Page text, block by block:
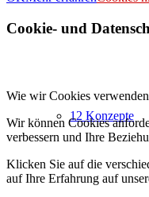
12 Konzepte
Cookie- und
Wie wir Cookies verwenden
Wir können Cookies
verbessern und Ihre
Klicken Sie auf die
auf Ihre Erfahrung auf